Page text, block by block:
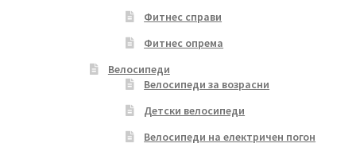
Фитнес справи
Фитнес опрема
Велосипеди
Велосипеди за возрасни
Детски велосипеди
Велосипеди на електричен погон